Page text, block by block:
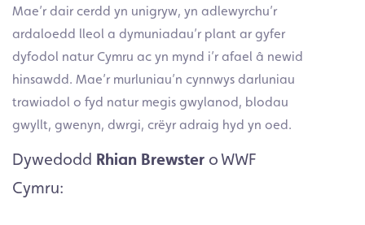
Mae’r dair cerdd yn unigryw, yn adlewyrchu’r
ardaloedd lleol a dymuniadau’r plant ar gyfer
dyfodol natur Cymru ac yn mynd i’r afael â newid
hinsawdd. Mae’r murluniau’n cynnwys darluniau
trawiadol o fyd natur megis gwylanod, blodau
gwyllt, gwenyn, dwrgi, crëyr adraig hyd yn oed.
Dywedodd Rhian Brewster o WWF
Cymru: